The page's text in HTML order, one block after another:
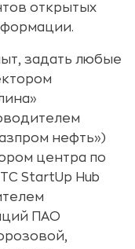
открытых
задать любые
нефть»)
центра по
StartUp Hub
ПАО